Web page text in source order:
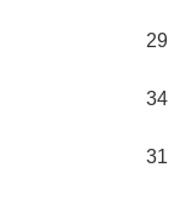
29
34
31